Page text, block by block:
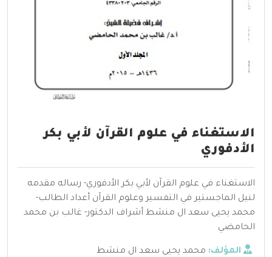
الاستغناء في علوم القرآن لأبي بكر
الأدفوري
الاستغناء في علوم القرآن لأبي بكر الأدفوري- رساله مقدمه
لنيل الماجستير في التفسير وعلوم القرآن أعداد الطالب-
محمد يحيى سعد ال منشط أشراف الدكتور- غالب بن محمد
الحامضي
المؤلف: محمد يحيى سعد ال منشط